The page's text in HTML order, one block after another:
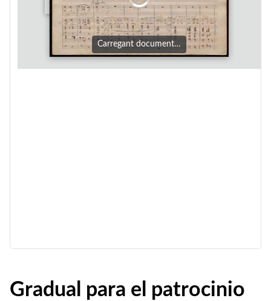
Carregant document…
Gradual para el patrocinio